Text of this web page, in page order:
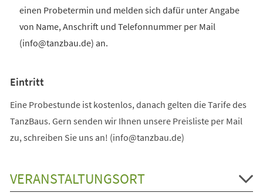
einen Probetermin und melden sich dafür unter Angabe
von Name, Anschrift und Telefonnummer per Mail
(info@tanzbau.de) an.
Eintritt
Eine Probestunde ist kostenlos, danach gelten die Tarife des
TanzBaus. Gern senden wir Ihnen unsere Preisliste per Mail
zu, schreiben Sie uns an! (info@tanzbau.de)
VERANSTALTUNGSORT